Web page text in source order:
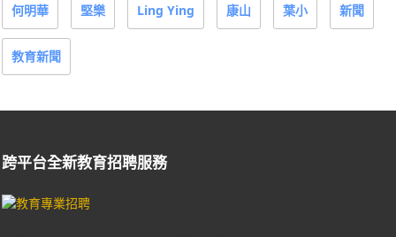
何明華 堅樂 Ling Ying 康山 葉小 新聞
教育新聞
跨平台全新教育招聘服務